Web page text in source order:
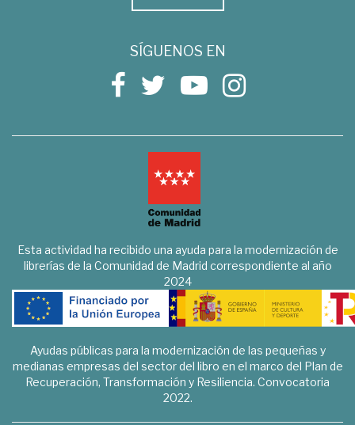
SÍGUENOS EN
Esta actividad ha recibido una ayuda para la modernización de
librerías de la Comunidad de Madrid correspondiente al año
2024
Ayudas públicas para la modernización de las pequeñas y
medianas empresas del sector del libro en el marco del Plan de
Recuperación, Transformación y Resiliencia. Convocatoria
2022.